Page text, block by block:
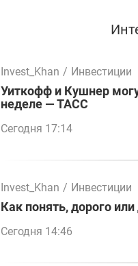
Invest_Khan / Инвестиции
Уиткофф и Кушнер
неделе — ТАСС
Сегодня 17:14
Invest_Khan / Инвестиции
Как понять, дорого
Сегодня 14:46